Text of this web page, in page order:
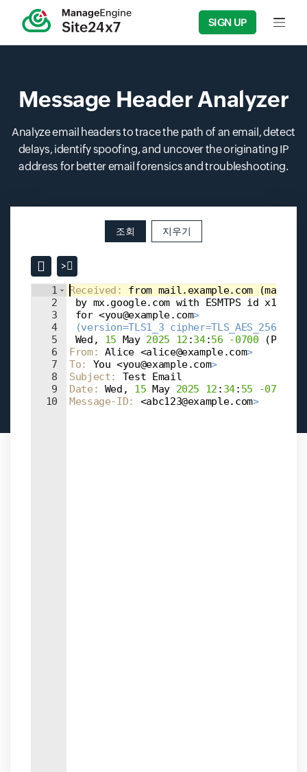
SIGN UP Input
Message Header Analyzer
Analyze email headers to trace the path of an email, detect
delays, identify spoofing, and uncover the originating IP
address for better email forensics and troubleshooting.
>
Input field
1
2
3
4
5
6
7
8
9
10
Received : from mail.example.com (
by mx.google.com with ESMTPS id
for <you@example.com>
(version=TLS1_3
Wed, 15 May 2025 12 :34:56 -0700 (PDT
From: Alice <alice@example.com>
To: You <you@example.com>
Subject: Test Email
Date : Wed, 15 May 2025 12 : 34: 55
-0700
Message-ID: <abc123@example.com>
조회 지우기